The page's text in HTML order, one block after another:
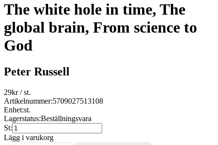
The white hole in time, The
global brain, From science to
God
Peter Russell
29kr/ st.
Artikelnummer:5709027513108
Enhet:st.
Lagerstatus:Beställningsvara
St:
Lägg i varukorg